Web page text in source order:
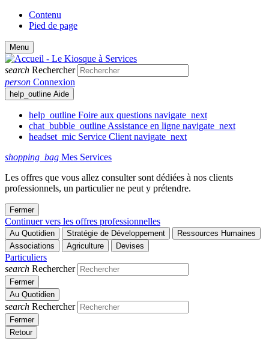
Contenu
Pied de page
Menu
search Rechercher
person Connexion
help_outline Aide
help_outline Foire aux questions navigate_next
chat_bubble_outline Assistance en ligne navigate_next
headset_mic Service Client navigate_next
shopping_bag Mes Services
Les offres que vous allez consulter sont dédiées à nos clients
professionnels, un particulier ne peut y prétendre.
Fermer
Continuer vers les offres professionnelles
Au Quotidien Stratégie de Développement
Ressources Humaines
Associations
Agriculture Devises
Particuliers
search Rechercher
Fermer
Au Quotidien
search Rechercher
Fermer
Retour